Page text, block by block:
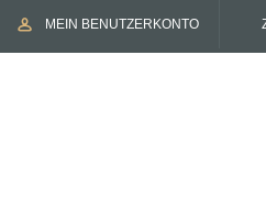
MEIN BENUTZERKONTO